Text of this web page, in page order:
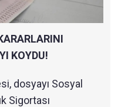
KOYDU!
dosyayı Sosyal
Sigortası